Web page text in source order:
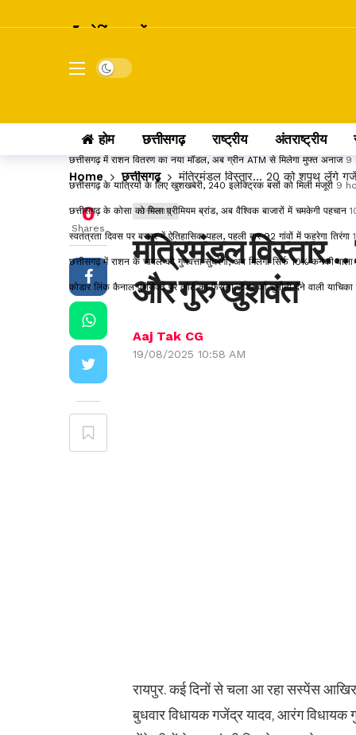
ब्रेकिंग खबरें
छत्तीसगढ़ में 24 IFS अधिकारियों का तबादला, रायपुर से बस्तर तक बदले DFO
सांवले रंग और नौकरी पर तानों से परेशान पति, न्याय की मांग लेकर पहुंचा अदालत
छत्तीसगढ़ में राशन वितरण का नया मॉडल, अब ग्रीन ATM से मिलेगा मुफ्त अनाज 9
छत्तीसगढ़ के यात्रियों के लिए खुशखबरी, 240 इलेक्ट्रिक बसों को मिली मंजूरी 9
छत्तीसगढ़ के कोसा को मिला प्रीमियम ब्रांड, अब वैश्विक बाजारों में चमकेगी पहचान
स्वतंत्रता दिवस पर बस्तर में ऐतिहासिक पहल, पहली बार 92 गांवों में फहरेगा तिरंगा
छत्तीसगढ़ में राशन के चावल की गुणवत्ता सुधरेगी, अब मिलेगा सिर्फ 10% कनकी वाला
कोडार लिंक कैनाल प्रोजेक्ट पर कोर्ट का फैसला, टेंडर को चुनौती देने वाली याचिका
Dark mode
होम छत्तीसगढ़ राष्ट्रीय अंतराष्ट्रीय
Home छत्तीसगढ़ मंत्रिमंडल विस्तार… 20 को शपथ लेंगे
छत्तीसगढ़
मंत्रिमंडल
और गुरु खुशवंत
Aaj Tak CG
19/08/2025 10:58 AM
0
Shares
रायपुर. कई दिनों से चला आ रहा सस्पेंस आखिर
बुधवार विधायक गजेंद्र यादव, आरंग